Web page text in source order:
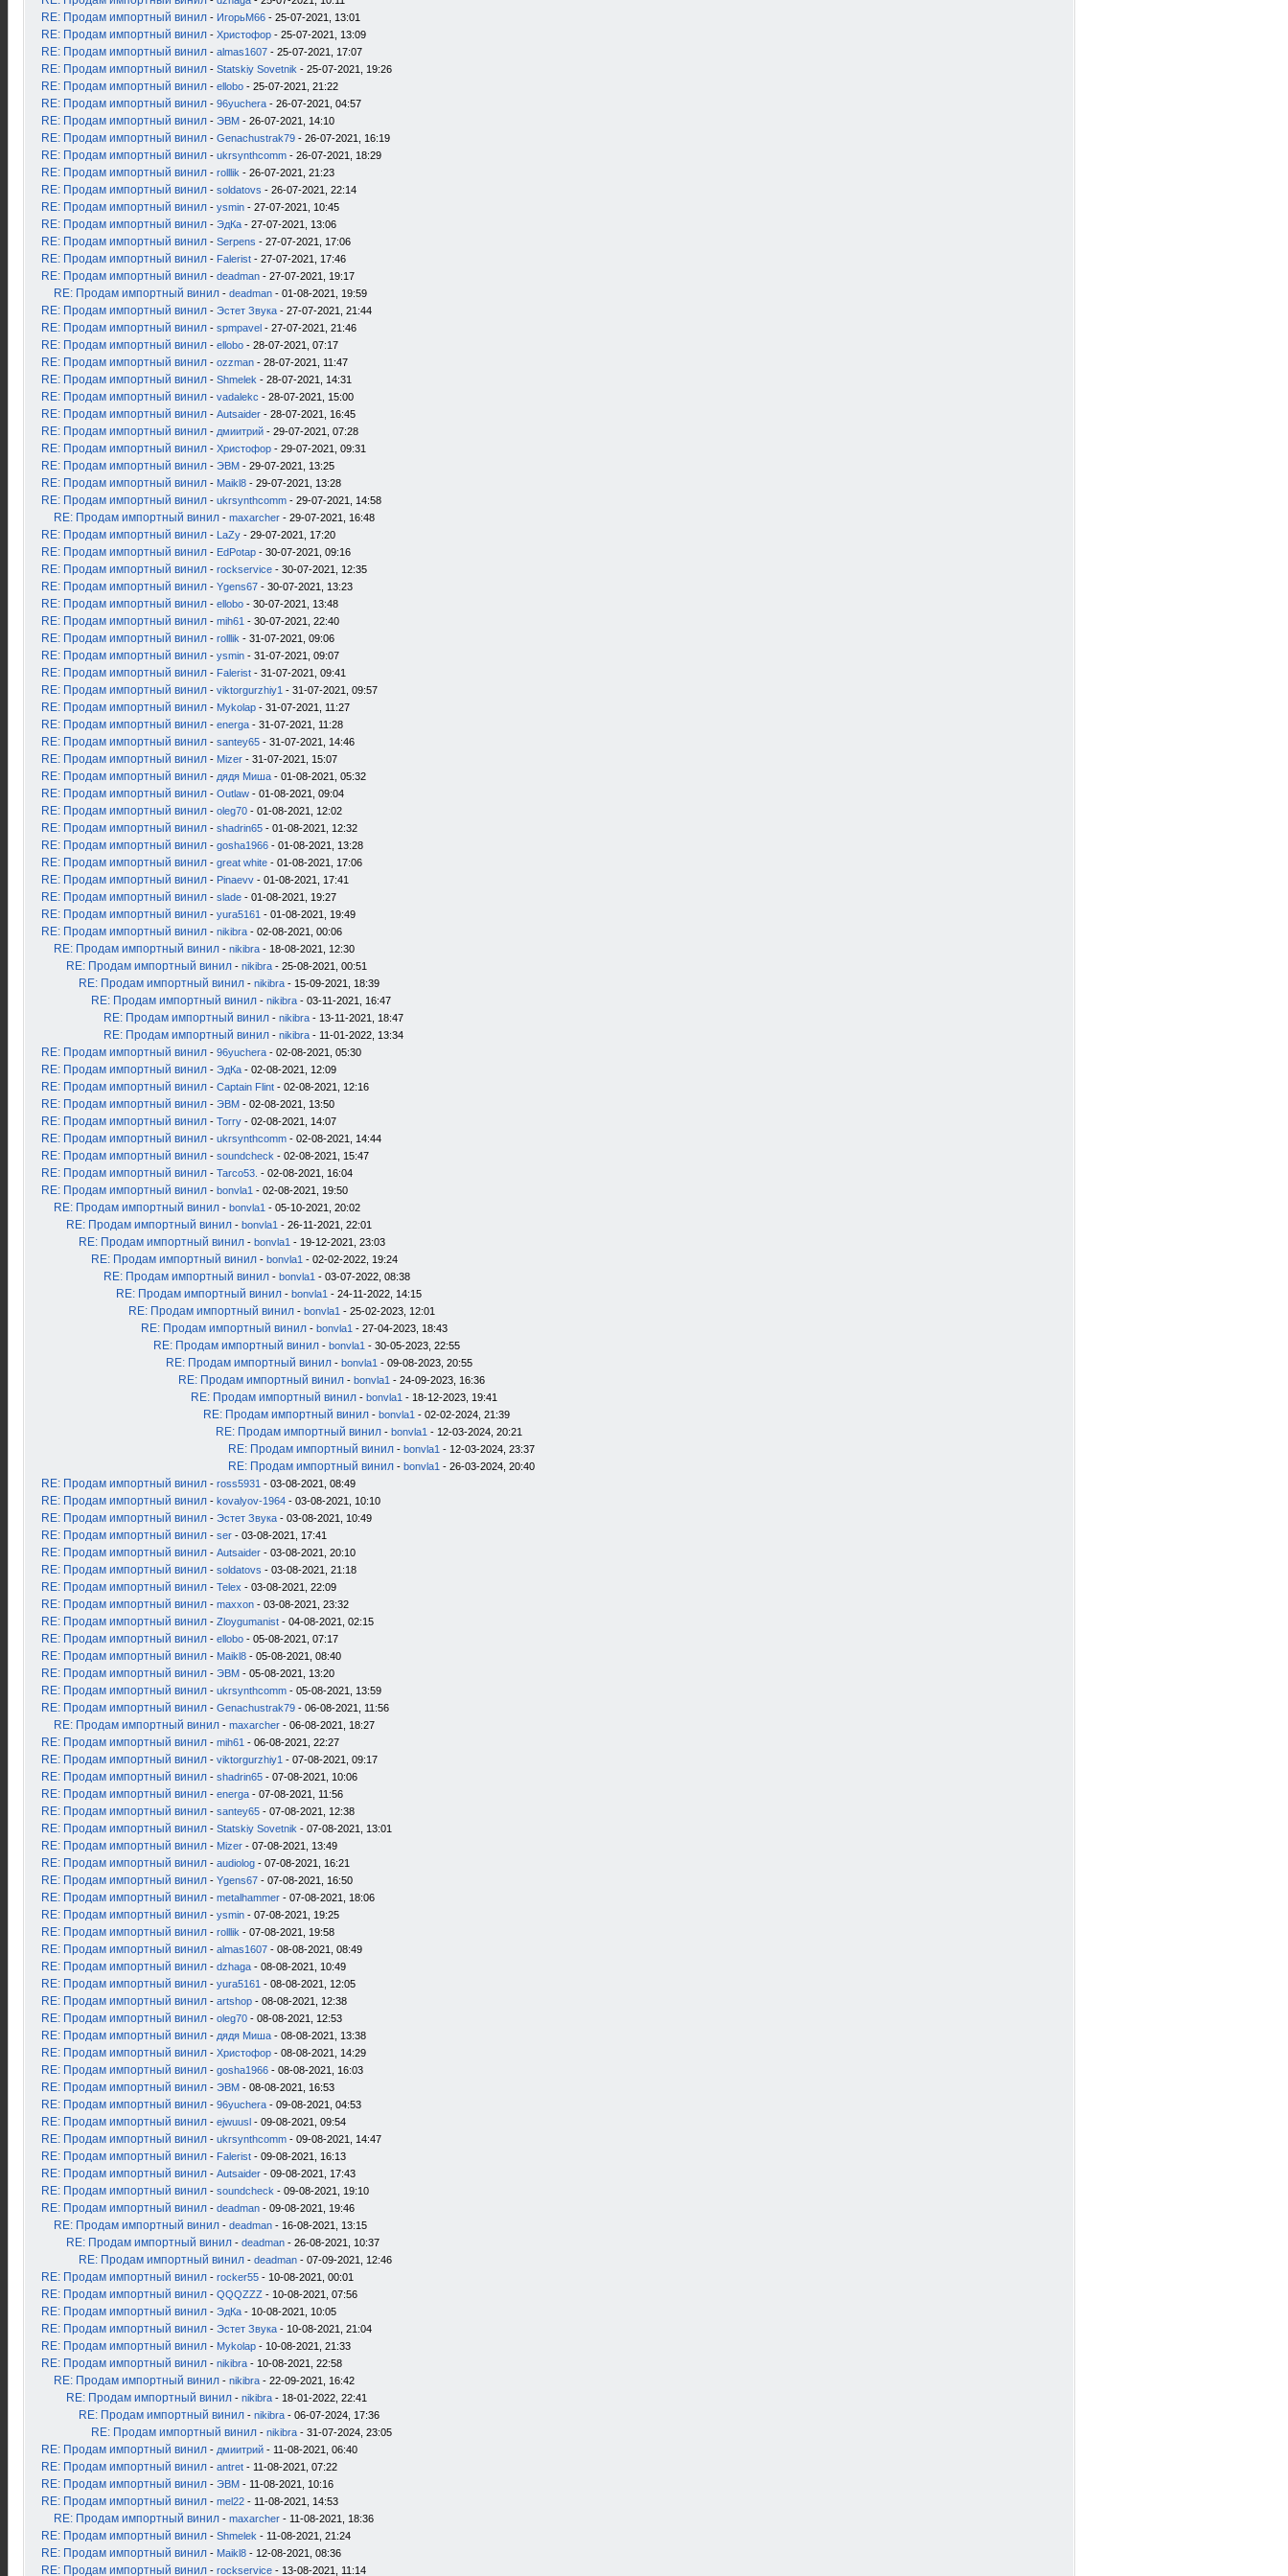
RE: Продам импортный винил - ИгорьМ66 - 25-07-2021, 13:01
RE: Продам импортный винил - Христофор - 25-07-2021, 13:09
RE: Продам импортный винил - almas1607 - 25-07-2021, 17:07
RE: Продам импортный винил - Statskiy Sovetnik - 25-07-2021, 19:26
RE: Продам импортный винил - ellobo - 25-07-2021, 21:22
RE: Продам импортный винил - 96yuchera - 26-07-2021, 04:57
RE: Продам импортный винил - ЭВМ - 26-07-2021, 14:10
RE: Продам импортный винил - Genachustrak79 - 26-07-2021, 16:19
RE: Продам импортный винил - ukrsynthcomm - 26-07-2021, 18:29
RE: Продам импортный винил - rolllik - 26-07-2021, 21:23
RE: Продам импортный винил - soldatovs - 26-07-2021, 22:14
RE: Продам импортный винил - ysmin - 27-07-2021, 10:45
RE: Продам импортный винил - ЭдКа - 27-07-2021, 13:06
RE: Продам импортный винил - Serpens - 27-07-2021, 17:06
RE: Продам импортный винил - Falerist - 27-07-2021, 17:46
RE: Продам импортный винил - deadman - 27-07-2021, 19:17
RE: Продам импортный винил - deadman - 01-08-2021, 19:59
RE: Продам импортный винил - Эстет Звука - 27-07-2021, 21:44
RE: Продам импортный винил - spmpavel - 27-07-2021, 21:46
RE: Продам импортный винил - ellobo - 28-07-2021, 07:17
RE: Продам импортный винил - ozzman - 28-07-2021, 11:47
RE: Продам импортный винил - Shmelek - 28-07-2021, 14:31
RE: Продам импортный винил - vadalekc - 28-07-2021, 15:00
RE: Продам импортный винил - Autsaider - 28-07-2021, 16:45
RE: Продам импортный винил - дмиитрий - 29-07-2021, 07:28
RE: Продам импортный винил - Христофор - 29-07-2021, 09:31
RE: Продам импортный винил - ЭВМ - 29-07-2021, 13:25
RE: Продам импортный винил - Maikl8 - 29-07-2021, 13:28
RE: Продам импортный винил - ukrsynthcomm - 29-07-2021, 14:58
RE: Продам импортный винил - maxarcher - 29-07-2021, 16:48
RE: Продам импортный винил - LaZy - 29-07-2021, 17:20
RE: Продам импортный винил - EdPotap - 30-07-2021, 09:16
RE: Продам импортный винил - rockservice - 30-07-2021, 12:35
RE: Продам импортный винил - Ygens67 - 30-07-2021, 13:23
RE: Продам импортный винил - ellobo - 30-07-2021, 13:48
RE: Продам импортный винил - mih61 - 30-07-2021, 22:40
RE: Продам импортный винил - rolllik - 31-07-2021, 09:06
RE: Продам импортный винил - ysmin - 31-07-2021, 09:07
RE: Продам импортный винил - Falerist - 31-07-2021, 09:41
RE: Продам импортный винил - viktorgurzhiy1 - 31-07-2021, 09:57
RE: Продам импортный винил - Mykolap - 31-07-2021, 11:27
RE: Продам импортный винил - energa - 31-07-2021, 11:28
RE: Продам импортный винил - santey65 - 31-07-2021, 14:46
RE: Продам импортный винил - Mizer - 31-07-2021, 15:07
RE: Продам импортный винил - дядя Миша - 01-08-2021, 05:32
RE: Продам импортный винил - Outlaw - 01-08-2021, 09:04
RE: Продам импортный винил - oleg70 - 01-08-2021, 12:02
RE: Продам импортный винил - shadrin65 - 01-08-2021, 12:32
RE: Продам импортный винил - gosha1966 - 01-08-2021, 13:28
RE: Продам импортный винил - great white - 01-08-2021, 17:06
RE: Продам импортный винил - Pinaevv - 01-08-2021, 17:41
RE: Продам импортный винил - slade - 01-08-2021, 19:27
RE: Продам импортный винил - yura5161 - 01-08-2021, 19:49
RE: Продам импортный винил - nikibra - 02-08-2021, 00:06
RE: Продам импортный винил - nikibra - 18-08-2021, 12:30
RE: Продам импортный винил - nikibra - 25-08-2021, 00:51
RE: Продам импортный винил - nikibra - 15-09-2021, 18:39
RE: Продам импортный винил - nikibra - 03-11-2021, 16:47
RE: Продам импортный винил - nikibra - 13-11-2021, 18:47
RE: Продам импортный винил - nikibra - 11-01-2022, 13:34
RE: Продам импортный винил - 96yuchera - 02-08-2021, 05:30
RE: Продам импортный винил - ЭдКа - 02-08-2021, 12:09
RE: Продам импортный винил - Captain Flint - 02-08-2021, 12:16
RE: Продам импортный винил - ЭВМ - 02-08-2021, 13:50
RE: Продам импортный винил - Torry - 02-08-2021, 14:07
RE: Продам импортный винил - ukrsynthcomm - 02-08-2021, 14:44
RE: Продам импортный винил - soundcheck - 02-08-2021, 15:47
RE: Продам импортный винил - Tarco53. - 02-08-2021, 16:04
RE: Продам импортный винил - bonvla1 - 02-08-2021, 19:50
RE: Продам импортный винил - bonvla1 - 05-10-2021, 20:02
RE: Продам импортный винил - bonvla1 - 26-11-2021, 22:01
RE: Продам импортный винил - bonvla1 - 19-12-2021, 23:03
RE: Продам импортный винил - bonvla1 - 02-02-2022, 19:24
RE: Продам импортный винил - bonvla1 - 03-07-2022, 08:38
RE: Продам импортный винил - bonvla1 - 24-11-2022, 14:15
RE: Продам импортный винил - bonvla1 - 25-02-2023, 12:01
RE: Продам импортный винил - bonvla1 - 27-04-2023, 18:43
RE: Продам импортный винил - bonvla1 - 30-05-2023, 22:55
RE: Продам импортный винил - bonvla1 - 09-08-2023, 20:55
RE: Продам импортный винил - bonvla1 - 24-09-2023, 16:36
RE: Продам импортный винил - bonvla1 - 18-12-2023, 19:41
RE: Продам импортный винил - bonvla1 - 02-02-2024, 21:39
RE: Продам импортный винил - bonvla1 - 12-03-2024, 20:21
RE: Продам импортный винил - bonvla1 - 12-03-2024, 23:37
RE: Продам импортный винил - bonvla1 - 26-03-2024, 20:40
RE: Продам импортный винил - ross5931 - 03-08-2021, 08:49
RE: Продам импортный винил - kovalyov-1964 - 03-08-2021, 10:10
RE: Продам импортный винил - Эстет Звука - 03-08-2021, 10:49
RE: Продам импортный винил - ser - 03-08-2021, 17:41
RE: Продам импортный винил - Autsaider - 03-08-2021, 20:10
RE: Продам импортный винил - soldatovs - 03-08-2021, 21:18
RE: Продам импортный винил - Telex - 03-08-2021, 22:09
RE: Продам импортный винил - maxxon - 03-08-2021, 23:32
RE: Продам импортный винил - Zloygumanist - 04-08-2021, 02:15
RE: Продам импортный винил - ellobo - 05-08-2021, 07:17
RE: Продам импортный винил - Maikl8 - 05-08-2021, 08:40
RE: Продам импортный винил - ЭВМ - 05-08-2021, 13:20
RE: Продам импортный винил - ukrsynthcomm - 05-08-2021, 13:59
RE: Продам импортный винил - Genachustrak79 - 06-08-2021, 11:56
RE: Продам импортный винил - maxarcher - 06-08-2021, 18:27
RE: Продам импортный винил - mih61 - 06-08-2021, 22:27
RE: Продам импортный винил - viktorgurzhiy1 - 07-08-2021, 09:17
RE: Продам импортный винил - shadrin65 - 07-08-2021, 10:06
RE: Продам импортный винил - energa - 07-08-2021, 11:56
RE: Продам импортный винил - santey65 - 07-08-2021, 12:38
RE: Продам импортный винил - Statskiy Sovetnik - 07-08-2021, 13:01
RE: Продам импортный винил - Mizer - 07-08-2021, 13:49
RE: Продам импортный винил - audiolog - 07-08-2021, 16:21
RE: Продам импортный винил - Ygens67 - 07-08-2021, 16:50
RE: Продам импортный винил - metalhammer - 07-08-2021, 18:06
RE: Продам импортный винил - ysmin - 07-08-2021, 19:25
RE: Продам импортный винил - rolllik - 07-08-2021, 19:58
RE: Продам импортный винил - almas1607 - 08-08-2021, 08:49
RE: Продам импортный винил - dzhaga - 08-08-2021, 10:49
RE: Продам импортный винил - yura5161 - 08-08-2021, 12:05
RE: Продам импортный винил - artshop - 08-08-2021, 12:38
RE: Продам импортный винил - oleg70 - 08-08-2021, 12:53
RE: Продам импортный винил - дядя Миша - 08-08-2021, 13:38
RE: Продам импортный винил - Христофор - 08-08-2021, 14:29
RE: Продам импортный винил - gosha1966 - 08-08-2021, 16:03
RE: Продам импортный винил - ЭВМ - 08-08-2021, 16:53
RE: Продам импортный винил - 96yuchera - 09-08-2021, 04:53
RE: Продам импортный винил - ejwuusl - 09-08-2021, 09:54
RE: Продам импортный винил - ukrsynthcomm - 09-08-2021, 14:47
RE: Продам импортный винил - Falerist - 09-08-2021, 16:13
RE: Продам импортный винил - Autsaider - 09-08-2021, 17:43
RE: Продам импортный винил - soundcheck - 09-08-2021, 19:10
RE: Продам импортный винил - deadman - 09-08-2021, 19:46
RE: Продам импортный винил - deadman - 16-08-2021, 13:15
RE: Продам импортный винил - deadman - 26-08-2021, 10:37
RE: Продам импортный винил - deadman - 07-09-2021, 12:46
RE: Продам импортный винил - rocker55 - 10-08-2021, 00:01
RE: Продам импортный винил - QQQZZZ - 10-08-2021, 07:56
RE: Продам импортный винил - ЭдКа - 10-08-2021, 10:05
RE: Продам импортный винил - Эстет Звука - 10-08-2021, 21:04
RE: Продам импортный винил - Mykolap - 10-08-2021, 21:33
RE: Продам импортный винил - nikibra - 10-08-2021, 22:58
RE: Продам импортный винил - nikibra - 22-09-2021, 16:42
RE: Продам импортный винил - nikibra - 18-01-2022, 22:41
RE: Продам импортный винил - nikibra - 06-07-2024, 17:36
RE: Продам импортный винил - nikibra - 31-07-2024, 23:05
RE: Продам импортный винил - дмиитрий - 11-08-2021, 06:40
RE: Продам импортный винил - antret - 11-08-2021, 07:22
RE: Продам импортный винил - ЭВМ - 11-08-2021, 10:16
RE: Продам импортный винил - mel22 - 11-08-2021, 14:53
RE: Продам импортный винил - maxarcher - 11-08-2021, 18:36
RE: Продам импортный винил - Shmelek - 11-08-2021, 21:24
RE: Продам импортный винил - Maikl8 - 12-08-2021, 08:36
RE: Продам импортный винил - rockservice - 13-08-2021, 11:14